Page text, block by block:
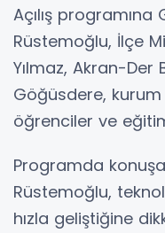
Açılış programına
Rüstemoğlu, İlçe
Yılmaz, Akran-Der
Göğüsdere,
öğrenciler ve
Programda
Rüstemoğlu,
hızla geliştiğine